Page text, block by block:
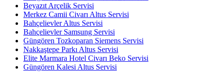
Beyazıt Arçelik Servisi
Merkez Camii Civarı Altus Servisi
Bahçelievler Altus Servisi
Bahçelievler Samsung Servisi
Güngören Tozkoparan Siemens Servisi
Nakkaştepe Parkı Altus Servisi
Elite Marmara Hotel Civarı Beko Servisi
Güngören Kalesi Altus Servisi